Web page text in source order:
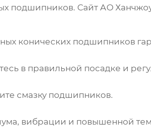
подшипников. Сайт АО
конических подшипников
в правильной посадке и
смазку подшипников.
вибрации и повышенной